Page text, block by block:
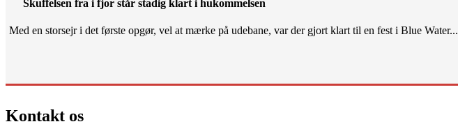
Skuffelsen fra i fjor står stadig klart i hukommelsen
Med en storsejr i det første opgør, vel at mærke på udebane, var der gjort klart til en fest i Blue Water...
Kontakt os